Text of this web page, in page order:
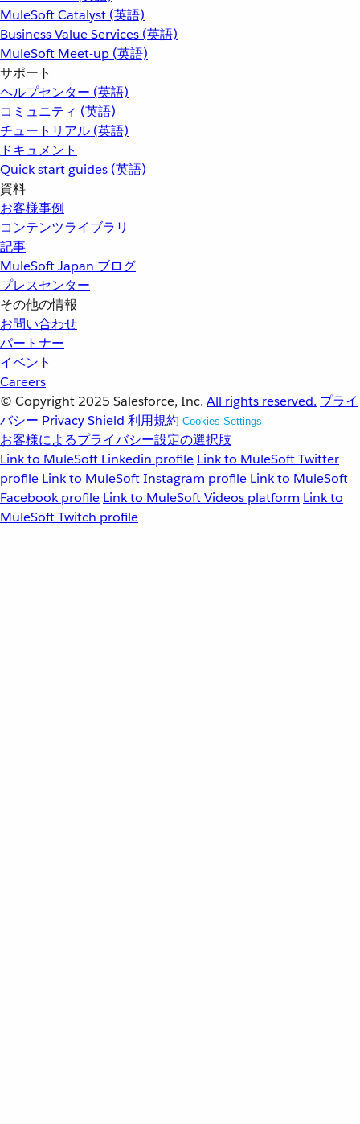
MuleSoft Catalyst (英語)
Business Value Services (英語)
MuleSoft Meet-up (英語)
サポート
ヘルプセンター (英語)
コミュニティ (英語)
チュートリアル (英語)
ドキュメント
Quick start guides (英語)
資料
お客様事例
コンテンツライブラリ
記事
MuleSoft Japan ブログ
プレスセンター
その他の情報
お問い合わせ
パートナー
イベント
Careers
© Copyright 2025 Salesforce, Inc. All rights reserved. プライ
バシー Privacy Shield 利用規約 Cookies Settings
お客様によるプライバシー設定の選択肢
Link to MuleSoft Linkedin profile Link to MuleSoft Twitter
profile Link to MuleSoft Instagram profile Link to MuleSoft
Facebook profile Link to MuleSoft Videos platform Link to
MuleSoft Twitch profile